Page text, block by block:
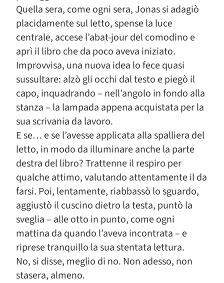
Quella sera, come ogni sera, Jonas si adagiò
placidamente sul letto, spense la luce
centrale, accese l’abat-jour del comodino e
aprì il libro che da poco aveva iniziato.
Improvvisa, una nuova idea lo fece quasi
sussultare: alzò gli occhi dal testo e piegò il
capo, inquadrando – nell’angolo in fondo alla
stanza – la lampada appena acquistata per la
sua scrivania da lavoro.
E se… e se l’avesse applicata alla spalliera del
letto, in modo da illuminare anche la parte
destra del libro? Trattenne il respiro per
qualche attimo, valutando attentamente il da
farsi. Poi, lentamente, riabbassò lo sguardo,
aggiustò il cuscino dietro la testa, puntò la
sveglia – alle otto in punto, come ogni
mattina da quando l’aveva incontrata – e
riprese tranquillo la sua stentata lettura.
No, si disse, meglio di no. Non adesso, non
stasera, almeno.